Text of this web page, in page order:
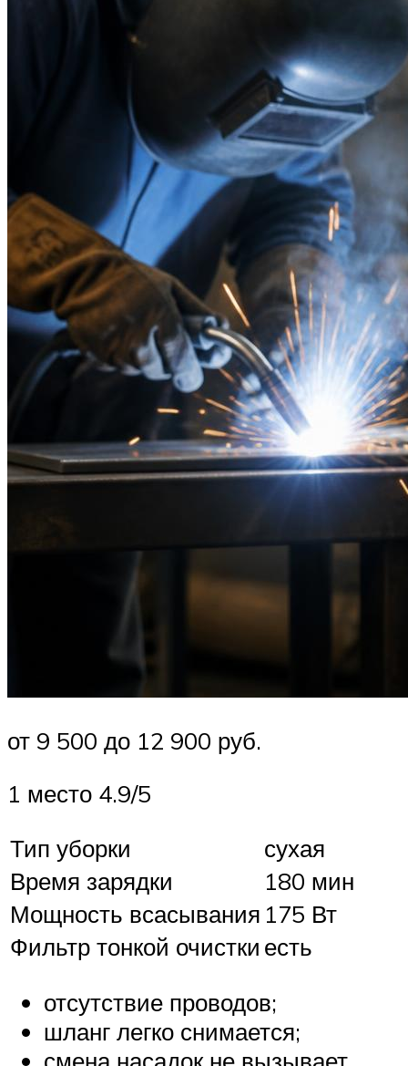
от 9 500 до 12 900 руб.
1 место 4.9/5
Тип уборки
сухая
Время зарядки
180 мин
Мощность всасывания 175 Вт
Фильтр тонкой очистки есть
отсутствие проводов;
шланг легко снимается;